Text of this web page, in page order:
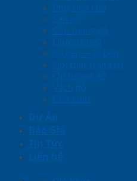
Phụ kiện cửa
Sàn gỗ
Cầu thang gỗ
Giường ngủ
Kệ bếp – Tủ bếp
Nội thất trang trí
Ốp tường gỗ
Vách gỗ
Cửa kính
Dự Án
Báo Giá
Tin Tức
Liên hệ